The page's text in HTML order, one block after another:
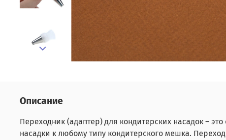
Описание
Переходник (адаптер) для кондитерских насадок –
насадки к любому типу кондитерского мешка.